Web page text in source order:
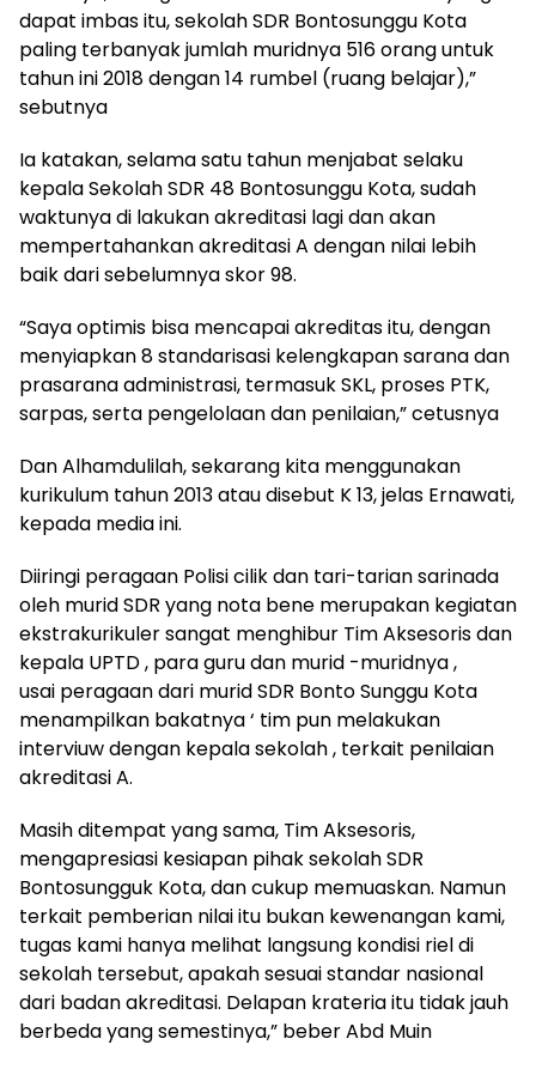
dapat imbas itu, sekolah SDR Bontosunggu Kota
paling terbanyak jumlah muridnya 516 orang untuk
tahun ini 2018 dengan 14 rumbel (ruang belajar),”
sebutnya
Ia katakan, selama satu tahun menjabat selaku
kepala Sekolah SDR 48 Bontosunggu Kota, sudah
waktunya di lakukan akreditasi lagi dan akan
mempertahankan akreditasi A dengan nilai lebih
baik dari sebelumnya skor 98.
“Saya optimis bisa mencapai akreditas itu, dengan
menyiapkan 8 standarisasi kelengkapan sarana dan
prasarana administrasi, termasuk SKL, proses PTK,
sarpas, serta pengelolaan dan penilaian,” cetusnya
Dan Alhamdulilah, sekarang kita menggunakan
kurikulum tahun 2013 atau disebut K 13, jelas Ernawati,
kepada media ini.
Diiringi peragaan Polisi cilik dan tari-tarian sarinada
oleh murid SDR yang nota bene merupakan kegiatan
ekstrakurikuler sangat menghibur Tim Aksesoris dan
kepala UPTD , para guru dan murid -muridnya ,
usai peragaan dari murid SDR Bonto Sunggu Kota
menampilkan bakatnya ‘ tim pun melakukan
interviuw dengan kepala sekolah , terkait penilaian
akreditasi A.
Masih ditempat yang sama, Tim Aksesoris,
mengapresiasi kesiapan pihak sekolah SDR
Bontosungguk Kota, dan cukup memuaskan. Namun
terkait pemberian nilai itu bukan kewenangan kami,
tugas kami hanya melihat langsung kondisi riel di
sekolah tersebut, apakah sesuai standar nasional
dari badan akreditasi. Delapan krateria itu tidak jauh
berbeda yang semestinya,” beber Abd Muin